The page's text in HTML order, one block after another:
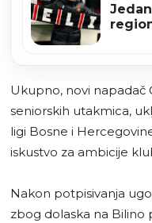
Ukupno, novi napadač
seniorskih utakmica,
ligi Bosne i
iskustvo za ambicije
Nakon potpisivanja
zbog dolaska na Bilino